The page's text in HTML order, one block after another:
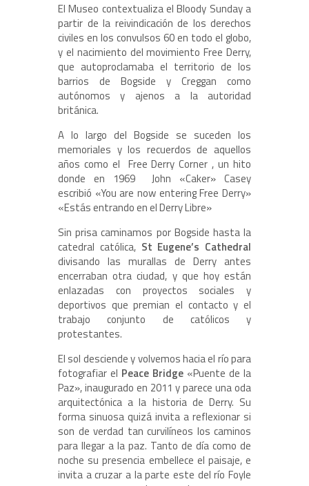
El Museo contextualiza el Bloody Sunday a
partir de la reivindicación de los derechos
civiles en los convulsos 60 en todo el globo,
y el nacimiento del movimiento Free Derry,
que autoproclamaba el territorio de los
barrios de Bogside y Creggan como
autónomos y ajenos a la autoridad
británica.
A lo largo del Bogside se suceden los
memoriales y los recuerdos de aquellos
años como el Free Derry Corner , un hito
donde en 1969 John «Caker» Casey
escribió «You are now entering Free Derry»
«Estás entrando en el Derry Libre»
Sin prisa caminamos por Bogside hasta la
catedral católica, St Eugene’s Cathedral
divisando las murallas de Derry antes
encerraban otra ciudad, y que hoy están
enlazadas con proyectos sociales y
deportivos que premian el contacto y el
trabajo conjunto de católicos y
protestantes.
El sol desciende y volvemos hacia el río para
fotografiar el Peace Bridge «Puente de la
Paz», inaugurado en 2011 y parece una oda
arquitectónica a la historia de Derry. Su
forma sinuosa quizá invita a reflexionar si
son de verdad tan curvilíneos los caminos
para llegar a la paz. Tanto de día como de
noche su presencia embellece el paisaje, e
invita a cruzar a la parte este del río Foyle